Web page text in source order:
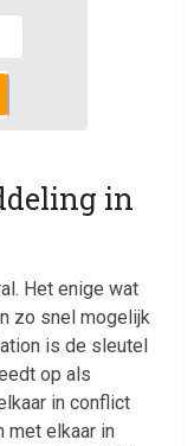
in
Het enige wat
zo snel mogelijk
is de sleutel
op als
in conflict
met elkaar in